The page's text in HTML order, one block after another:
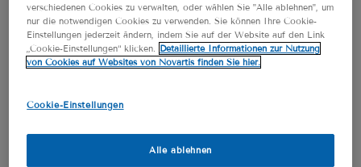
dienen zur Linderung der Migräne-
Begleiterscheinungen wie Übelkeit und
Erbrechen. Ein Antiemetikum wird in der
Schmerzmittel angewendet, damit dieses
nicht wieder erbrochen wird.
verschiedenen Cookies zu verwalten, oder wählen Sie "Alle ablehnen", um
nur die notwendigen Cookies zu verwenden. Sie können Ihre Cookie-
Einstellungen jederzeit ändern, indem Sie auf der Website auf den Link
„Cookie-Einstellungen“ klicken. Detaillierte Informationen zur Nutzung
von Cookies auf Websites von Novartis finden Sie hier.
Cookie-Einstellungen
Alle ablehnen